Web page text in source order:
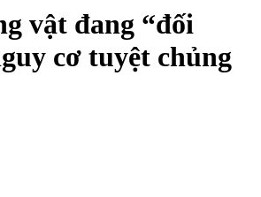
vật đang “đối
cơ tuyệt chủng